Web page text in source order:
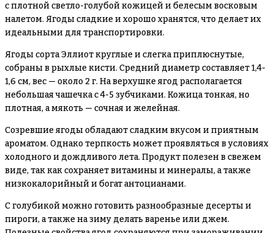
с плотной светло-голубой кожицей и белесым восковым
налетом. Ягоды сладкие и хорошо хранятся, что делает их
идеальными для транспортировки.
Ягоды сорта Эллиот круглые и слегка приплюснутые,
собраны в рыхлые кисти. Средний диаметр составляет 1,4-
1,6 см, вес — около 2 г. На верхушке ягод располагается
небольшая чашечка с 4-5 зубчиками. Кожица тонкая, но
плотная, а мякоть — сочная и желейная.
Созревшие ягоды обладают сладким вкусом и приятным
ароматом. Однако терпкость может проявляться в условиях
холодного и дождливого лета. Продукт полезен в свежем
виде, так как сохраняет витамины и минералы, а также
низкокалорийный и богат антоцианами.
С голубикой можно готовить разнообразные десерты и
пироги, а также на зиму делать варенье или джем.